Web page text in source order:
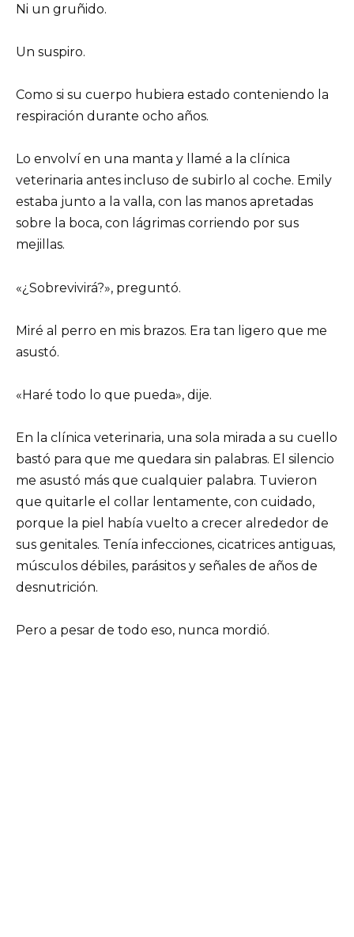
Ni un gruñido.
Un suspiro.
Como si su cuerpo hubiera estado conteniendo la
respiración durante ocho años.
Lo envolví en una manta y llamé a la clínica
veterinaria antes incluso de subirlo al coche. Emily
estaba junto a la valla, con las manos apretadas
sobre la boca, con lágrimas corriendo por sus
mejillas.
«¿Sobrevivirá?», preguntó.
Miré al perro en mis brazos. Era tan ligero que me
asustó.
«Haré todo lo que pueda», dije.
En la clínica veterinaria, una sola mirada a su cuello
bastó para que me quedara sin palabras. El silencio
me asustó más que cualquier palabra. Tuvieron
que quitarle el collar lentamente, con cuidado,
porque la piel había vuelto a crecer alrededor de
sus genitales. Tenía infecciones, cicatrices antiguas,
músculos débiles, parásitos y señales de años de
desnutrición.
Pero a pesar de todo eso, nunca mordió.